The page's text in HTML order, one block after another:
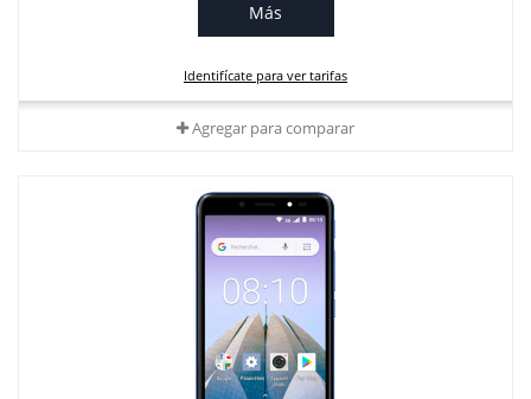
Más
Identifícate para ver tarifas
Agregar para comparar